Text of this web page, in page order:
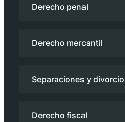
Derecho penal
Derecho mercantil
Separaciones y
Derecho fiscal